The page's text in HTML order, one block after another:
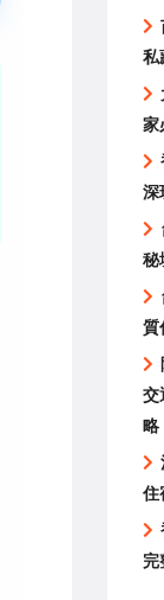
私
家
深
秘
質
交
略
住
完